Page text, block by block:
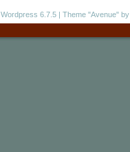
Wordpress 6.7.5 | Theme "Avenue"